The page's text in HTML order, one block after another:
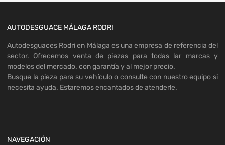
AUTODESGUACE MÁLAGA RODRI
Autodesguaces Rodri en Málaga es una empresa de referencia del
sector. Ofrecemos venta de piezas para todas lar marcas y
modelos del mercado. con garantía y al mejor precio.
Busque la pieza para su vehículo o consulte con nuestro equipo si
necesita ayuda. Estaremos encantados de atenderle.
NAVEGACIÓN